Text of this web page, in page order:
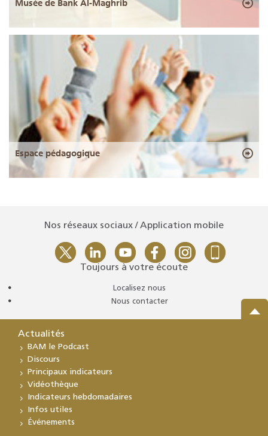
Musée de Bank Al-Maghrib
Espace pédagogique
Nos réseaux sociaux / Application mobile
Toujours à votre écoute
Localisez nous
Nous contacter
Actualités
BAM le Podcast
Discours
Principaux indicateurs
Vidéothèque
Indicateurs hebdomadaires
Infos utiles
Événements